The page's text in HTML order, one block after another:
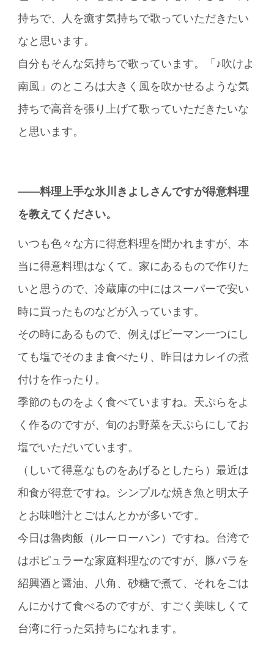
持ちで、人を癒す気持ちで歌っていただきたい
なと思います。
自分もそんな気持ちで歌っています。「♪吹けよ
南風」のところは大きく風を吹かせるような気
持ちで高音を張り上げて歌っていただきたいな
と思います。
――料理上手な氷川きよしさんですが得意料理
を教えてください。
いつも色々な方に得意料理を聞かれますが、本
当に得意料理はなくて。家にあるもので作りた
いと思うので、冷蔵庫の中にはスーパーで安い
時に買ったものなどが入っています。
その時にあるもので、例えばピーマン一つにし
ても塩でそのまま食べたり、昨日はカレイの煮
付けを作ったり。
季節のものをよく食べていますね。天ぷらをよ
く作るのですが、旬のお野菜を天ぷらにしてお
塩でいただいています。
（しいて得意なものをあげるとしたら）最近は
和食が得意ですね。シンプルな焼き魚と明太子
とお味噌汁とごはんとかが多いです。
今日は魯肉飯（ルーローハン）ですね。台湾で
はポピュラーな家庭料理なのですが、豚バラを
紹興酒と醤油、八角、砂糖で煮て、それをごは
んにかけて食べるのですが、すごく美味しくて
台湾に行った気持ちになれます。